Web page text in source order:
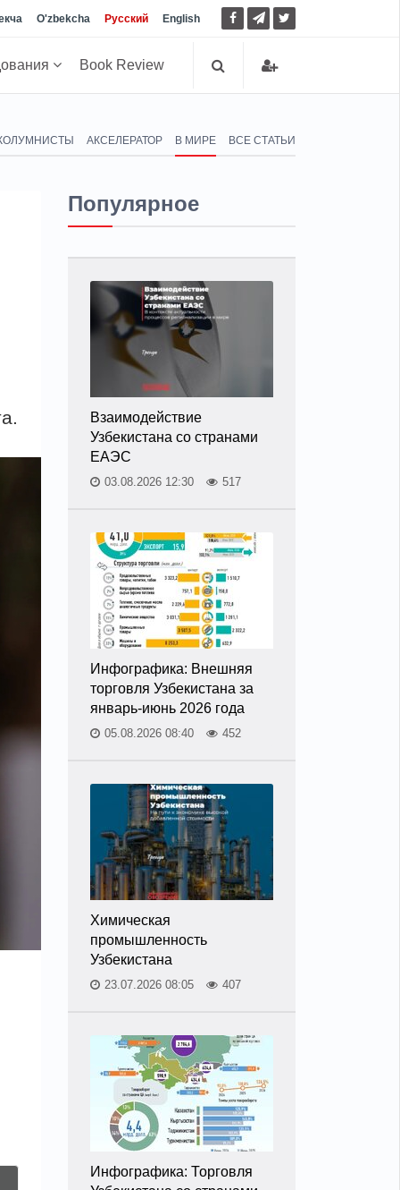
O'zbekcha Русский English
Book Review
АКСЕЛЕРАТОР В МИРЕ ВСЕ СТАТЬИ
Популярное
Взаимодействие
Узбекистана со странами
ЕАЭС
03.08.2026 12:30 517
Инфографика: Внешняя
торговля Узбекистана за
январь-июнь 2026 года
05.08.2026 08:40 452
Химическая
промышленность
Узбекистана
23.07.2026 08:05 407
Инфографика: Торговля